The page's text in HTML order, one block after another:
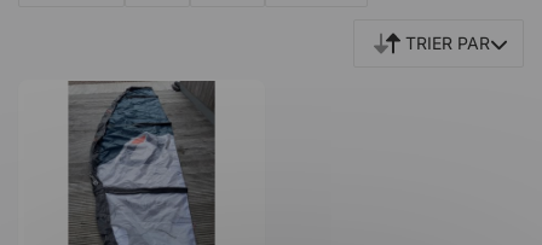
TRIER PAR